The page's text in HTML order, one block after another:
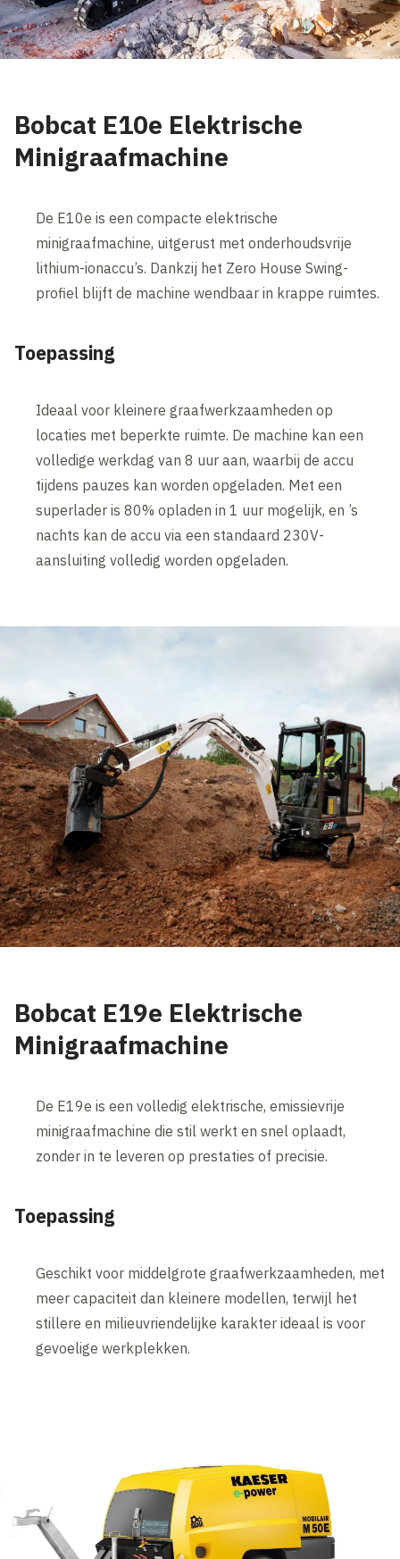
Bobcat E10e Elektrische
Minigraafmachine
De E10e is een compacte elektrische
minigraafmachine, uitgerust met onderhoudsvrije
lithium-ionaccu’s. Dankzij het Zero House Swing-
profiel blijft de machine wendbaar in krappe ruimtes.
Toepassing
Ideaal voor kleinere graafwerkzaamheden op
locaties met beperkte ruimte. De machine kan een
volledige werkdag van 8 uur aan, waarbij de accu
tijdens pauzes kan worden opgeladen. Met een
superlader is 80% opladen in 1 uur mogelijk, en ’s
nachts kan de accu via een standaard 230V-
aansluiting volledig worden opgeladen.
Bobcat E19e Elektrische
Minigraafmachine
De E19e is een volledig elektrische, emissievrije
minigraafmachine die stil werkt en snel oplaadt,
zonder in te leveren op prestaties of precisie.
Toepassing
Geschikt voor middelgrote graafwerkzaamheden, met
meer capaciteit dan kleinere modellen, terwijl het
stillere en milieuvriendelijke karakter ideaal is voor
gevoelige werkplekken.